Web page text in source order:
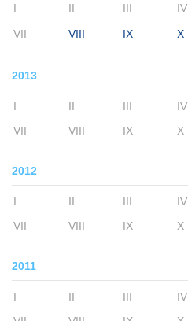
I II III IV
VII VIII IX X
2013
I II III IV
VII
VIII IX X
2012
I II III IV
VII
VIII IX X
2011
I II III IV